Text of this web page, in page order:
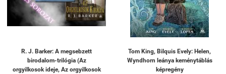
R. J. Barker: A megsebzett
birodalom-trilógia (Az
orgyilkosok ideje, Az orgyilkosok
Tom King, Bilquis Evely: Helen,
Wyndhorn leánya keménytáblás
képregény